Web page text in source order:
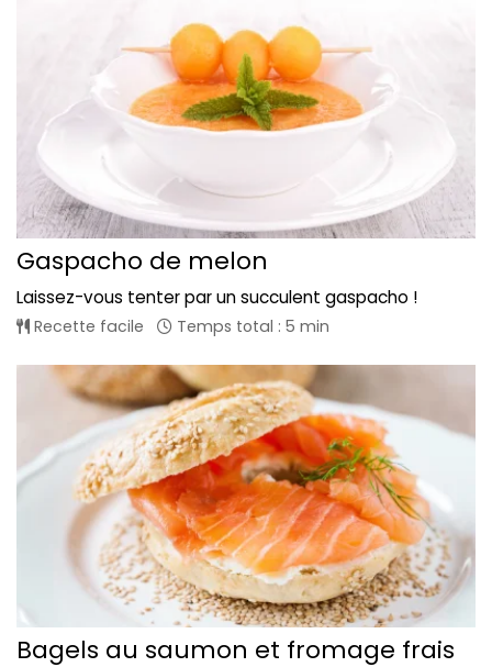
Gaspacho de melon
Laissez-vous tenter par un succulent gaspacho !
Recette facile Temps total : 5 min
Bagels au saumon et fromage frais